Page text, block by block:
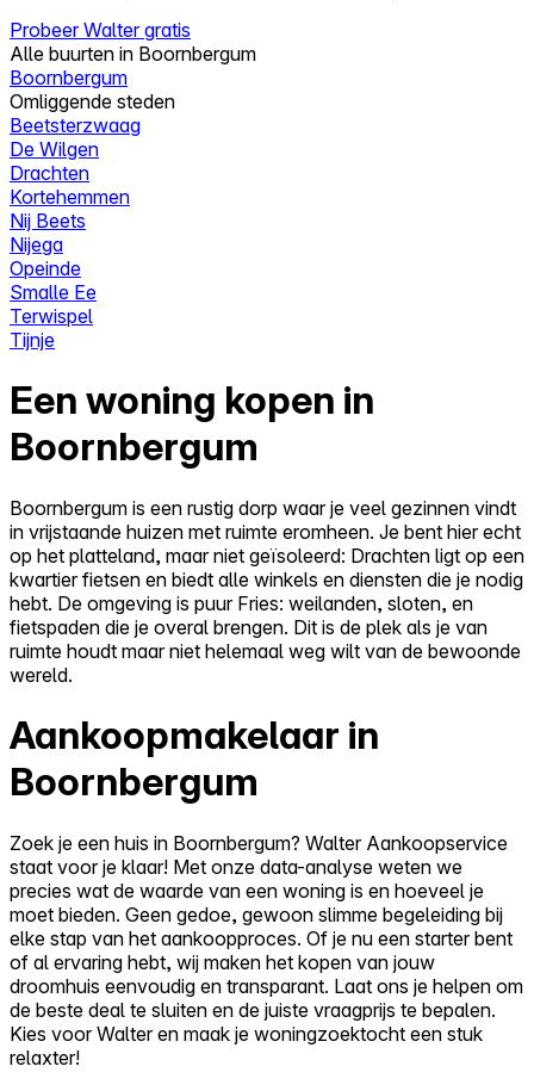
Probeer Walter gratis
Alle buurten in Boornbergum
Boornbergum
Omliggende steden
Beetsterzwaag
De Wilgen
Drachten
Kortehemmen
Nij Beets
Nijega
Opeinde
Smalle Ee
Terwispel
Tijnje
Een woning kopen in
Boornbergum
Boornbergum is een rustig dorp waar je veel gezinnen vindt
in vrijstaande huizen met ruimte eromheen. Je bent hier echt
op het platteland, maar niet geïsoleerd: Drachten ligt op een
kwartier fietsen en biedt alle winkels en diensten die je nodig
hebt. De omgeving is puur Fries: weilanden, sloten, en
fietspaden die je overal brengen. Dit is de plek als je van
ruimte houdt maar niet helemaal weg wilt van de bewoonde
wereld.
Aankoopmakelaar in
Boornbergum
Zoek je een huis in Boornbergum? Walter Aankoopservice
staat voor je klaar! Met onze data-analyse weten we
precies wat de waarde van een woning is en hoeveel je
moet bieden. Geen gedoe, gewoon slimme begeleiding bij
elke stap van het aankoopproces. Of je nu een starter bent
of al ervaring hebt, wij maken het kopen van jouw
droomhuis eenvoudig en transparant. Laat ons je helpen om
de beste deal te sluiten en de juiste vraagprijs te bepalen.
Kies voor Walter en maak je woningzoektocht een stuk
relaxter!